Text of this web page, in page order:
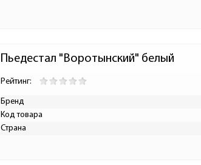
Пьедестал "Воротынский" белый
Рейтинг:
Бренд
Код товара
Страна